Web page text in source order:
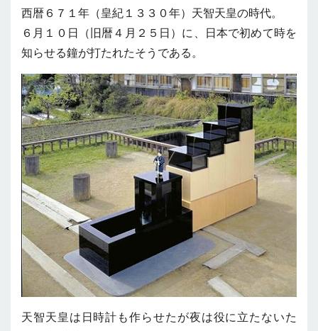
西暦６７１年（皇紀１３３０年）天智天皇の時代。
６月１０日（旧暦４月２５日）に、日本で初めて時を
知らせる鐘が打たれたそうである。
天智天皇は日時計も作らせたが夜は役に立たないた